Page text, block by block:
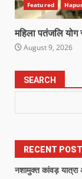
Featured
महिला पतंजलि योग
August 9, 2026
SEARCH
RECENT
नशामुक्त कांवड़ यात्रा